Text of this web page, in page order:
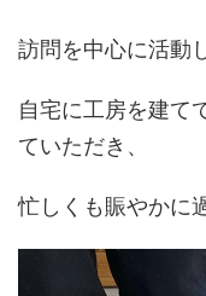
訪問を中心に活動
自宅に工房を建て
ていただき、
忙しくも賑やかに